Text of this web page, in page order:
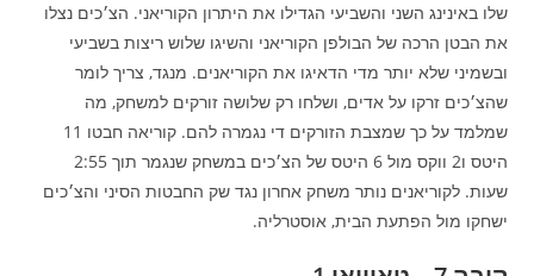
שלו באינינג השני והשביעי הגדילו את היתרון הקוריאני. הצ׳כים נצלו
את הבטן הרכה של הבולפן הקוריאני והשיגו שלוש ריצות בשביעי
ובשמיני שלא יותר מדי הדאיגו את הקוריאנים. מנגד, צריך לומר
שהצ׳כים זרקו על אדים, ושלחו רק שלושה זורקים למשחק, מה
שמלמד על כך שמצבת הזורקים די נגמרה להם. קוריאה חבטו 11
היטס ו2 ווקס מול 6 היטס של הצ׳כים במשחק שנגמר תוך 2:55
שעות. לקוריאנים נותר משחק אחרון נגד שק החבטות הסיני והצ׳כים
ישחקו מול הפתעת הבית, אוסטרליה.